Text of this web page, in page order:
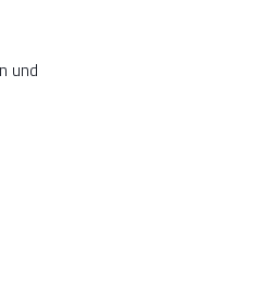
und